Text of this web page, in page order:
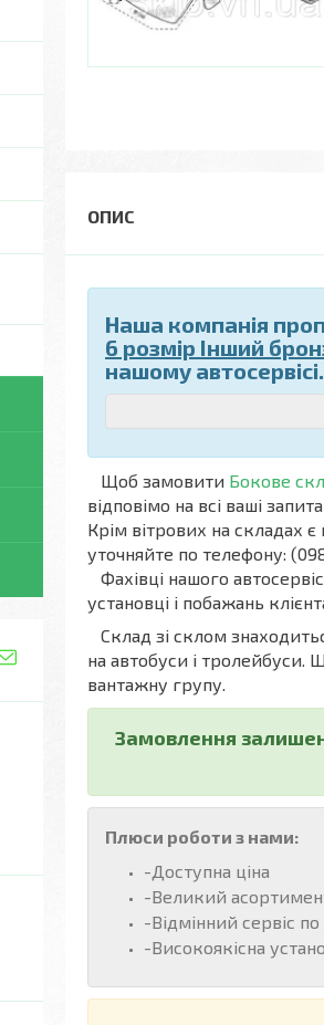
Наша компанія
6 розмір Інший
нашому автосервісі.
Щоб замовити Бокове
відповімо на всі ваші
Крім вітрових на складах є
уточняйте по телефону:
Фахівці нашого
установці і побажань
Склад зі склом
на автобуси і тролейбуси.
вантажну групу.
Замовлення
Плюси роботи з нами:
-Доступна ціна
-Великий
-Відмінний сервіс по
-Високоякісна